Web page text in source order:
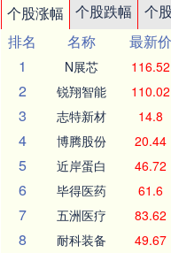
个股涨幅 个股跌幅 个
排名
名称 最新价
1
N展芯 116.52
2 锐翔智能 110.02
3 志特新材 14.8
4 博腾股份 20.44
5 近岸蛋白 46.72
6 毕得医药 61.6
7 五洲医疗 83.62
8 耐科装备 49.67